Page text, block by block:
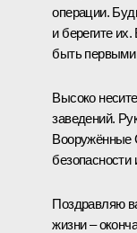
операции.
и берегите
быть первыми
Высоко
заведений.
Вооружённые
безопасности
Поздравляю
жизни –